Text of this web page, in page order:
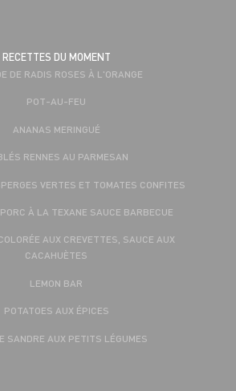
RECETTES DU MOMENT
DE RADIS ROSES À L'ORANGE
POT-AU-FEU
ANANAS MERINGUÉ
RENNES AU PARMESAN
VERTES ET TOMATES CONFITES
À LA TEXANE SAUCE BARBECUE
AUX CREVETTES, SAUCE AUX
CACAHUÈTES
LEMON BAR
POTATOES AUX ÉPICES
SANDRE AUX PETITS LÉGUMES